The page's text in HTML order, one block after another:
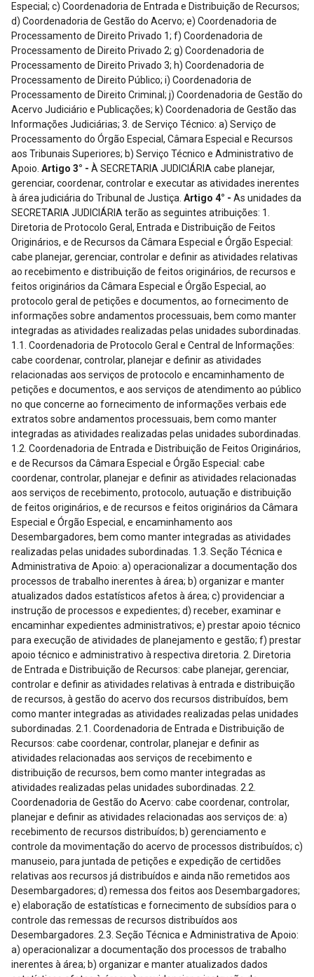
Especial; c) Coordenadoria de Entrada e Distribuição de Recursos;
d) Coordenadoria de Gestão do Acervo; e) Coordenadoria de
Processamento de Direito Privado 1; f) Coordenadoria de
Processamento de Direito Privado 2; g) Coordenadoria de
Processamento de Direito Privado 3; h) Coordenadoria de
Processamento de Direito Público; i) Coordenadoria de
Processamento de Direito Criminal; j) Coordenadoria de Gestão do
Acervo Judiciário e Publicações; k) Coordenadoria de Gestão das
Informações Judiciárias; 3. de Serviço Técnico: a) Serviço de
Processamento do Órgão Especial, Câmara Especial e Recursos
aos Tribunais Superiores; b) Serviço Técnico e Administrativo de
Apoio. Artigo 3° - À SECRETARIA JUDICIÁRIA cabe planejar,
gerenciar, coordenar, controlar e executar as atividades inerentes
à área judiciária do Tribunal de Justiça. Artigo 4° - As unidades da SECRETARIA JUDICIÁRIA terão as seguintes atribuições: 1. Diretoria de Protocolo Geral, Entrada e Distribuição de Feitos Originários, e de Recursos da Câmara Especial e Órgão Especial: cabe planejar, gerenciar, controlar e definir as atividades relativas ao recebimento e distribuição de feitos originários, de recursos e feitos originários da Câmara Especial e Órgão Especial, ao protocolo geral de petições e documentos, ao fornecimento de informações sobre andamentos processuais, bem como manter integradas as atividades realizadas pelas unidades subordinadas. 1.1. Coordenadoria de Protocolo Geral e Central de Informações: cabe coordenar, controlar, planejar e definir as atividades relacionadas aos serviços de protocolo e encaminhamento de petições e documentos, e aos serviços de atendimento ao público no que concerne ao fornecimento de informações verbais ede extratos sobre andamentos processuais, bem como manter integradas as atividades realizadas pelas unidades subordinadas. 1.2. Coordenadoria de Entrada e Distribuição de Feitos Originários, e de Recursos da Câmara Especial e Órgão Especial: cabe coordenar, controlar, planejar e definir as atividades relacionadas aos serviços de recebimento, protocolo, autuação e distribuição de feitos originários, e de recursos e feitos originários da Câmara Especial e Órgão Especial, e encaminhamento aos Desembargadores, bem como manter integradas as atividades realizadas pelas unidades subordinadas. 1.3. Seção Técnica e Administrativa de Apoio: a) operacionalizar a documentação dos processos de trabalho inerentes à área; b) organizar e manter atualizados dados estatísticos afetos à área; c) providenciar a instrução de processos e expedientes; d) receber, examinar e encaminhar expedientes administrativos; e) prestar apoio técnico para execução de atividades de planejamento e gestão; f) prestar apoio técnico e administrativo à respectiva diretoria. 2. Diretoria de Entrada e Distribuição de Recursos: cabe planejar, gerenciar, controlar e definir as atividades relativas à entrada e distribuição de recursos, à gestão do acervo dos recursos distribuídos, bem como manter integradas as atividades realizadas pelas unidades subordinadas. 2.1. Coordenadoria de Entrada e Distribuição de Recursos: cabe coordenar, controlar, planejar e definir as atividades relacionadas aos serviços de recebimento e distribuição de recursos, bem como manter integradas as atividades realizadas pelas unidades subordinadas. 2.2. Coordenadoria de Gestão do Acervo: cabe coordenar, controlar, planejar e definir as atividades relacionadas aos serviços de: a) recebimento de recursos distribuídos; b) gerenciamento e controle da movimentação do acervo de processos distribuídos; c) manuseio, para juntada de petições e expedição de certidões relativas aos recursos já distribuídos e ainda não remetidos aos Desembargadores; d) remessa dos feitos aos Desembargadores; e) elaboração de estatísticas e fornecimento de subsídios para o controle das remessas de recursos distribuídos aos Desembargadores. 2.3. Seção Técnica e Administrativa de Apoio: a) operacionalizar a documentação dos processos de trabalho inerentes à área; b) organizar e manter atualizados dados estatísticos afetos à área; c) providenciar a instrução de processos e expedientes; d) receber, examinar e encaminhar expedientes administrativos; e) prestar apoio técnico para execução de atividades de planejamento e gestão; f) prestar apoio técnico e administrativo à respectiva diretoria. 3. Diretoria de Processamento de Direito Privado: cabe planejar, gerenciar, controlar e definir as atividades afetas às Coordenadorias de Processamento de Direito Privado 1, de Processamento de Direito Privado 2 e de Processamento de Direito Privado 3, manter integradas as atividades realizadas pelas unidades subordinadas, bem como gerir as substituições de escreventes alocados nos Gabinetes de Trabalho dos Desembargadores, nos afastamentos legais. 3.1. Coordenadoria de Processamento de Direito Privado 1: cabe coordenar, controlar, planejar e definir as atividades desenvolvidas nos Serviços de Processamento dos recursos e dos feitos originários de competência da 1ª a 10ª Câmaras de Direito Privado e Câmara de Falências, e respectivo processamento de recursos para os Tribunais Superiores, bem como manter integradas as atividades realizadas pelas unidades subordinadas. 3.2. Coordenadoria de Processamento de Direito Privado 2: cabe coordenar, controlar, planejar e definir as atividades desenvolvidas nos Serviços de Processamento dos recursos e dos feitos originários de competência da 11ª a 24ª Câmaras de Direito Privado, e respectivo processamento de recursos para os Tribunais Superiores, bem como manter integradas as atividades realizadas pelas unidades subordinadas. 3.3. Coordenadoria de Processamento de Direito Privado 3: cabe coordenar, controlar, planejar e definir as atividades desenvolvidas nos Serviços de Processamento dos recursos e dos feitos originários de competência da 25ª a 36ª Câmaras de Direito Privado, e respectivo processamento de recursos para os Tribunais Superiores, bem como manter integradas as atividades realizadas pelas unidades subordinadas. 3.4. Seção Técnica e Administrativa de Apoio: a) operacionalizar a documentação dos processos de trabalho inerentes à área; b) organizar e manter atualizados dados estatísticos afetos à área; c) providenciar a instrução de processos e expedientes; d) receber, examinar e encaminhar expedientes administrativos; e) prestar apoio técnico para execução de atividades de planejamento e gestão; f) prestar apoio técnico e administrativo à respectiva diretoria. 4. Diretoria de Processamento de Direito Público, Criminal, Órgão Especial e Câmara Especial: planejar, gerenciar, controlar e definir as atividades relativas às Coordenadorias de Processamento dosrecursos e dos feitos originários de Direito Público, de Direito Criminal, e ao Serviço de Processamento do Órgão Especial, Câmara Especial e Recursos aos Tribunais Superiores, manter integradas as atividades realizadas pelas unidades subordinadas, bem como gerir as substituições de escreventes alocados nos Gabinetes de Trabalho dos Desembargadores, nos afastamentos legais. 4.1. Coordenadoria de Processamento de Direito Público: cabe coordenar, controlar, planejar e definir as atividades desenvolvidas nos Serviços de Processamento dos recursos e dos feitos originários de competência da 1ª a 17ª Câmaras de Direito Público, e respectivo processamento de recursos para os Tribunais Superiores, bem como manter integradas as atividades realizadas pelas unidades subordinadas. 4.2. Coordenadoria de Processamento de Direito Criminal: cabe coordenar, controlar, planejar e definir as atividades desenvolvidas nos Serviços de Processamento dos recursos e dos feitos originários de competência da 1ª a 14ª Câmaras deDireito Criminal, e respectivo processamento de recursos para os Tribunais Superiores, bem como manter integradas as atividades realizadas pelas Unidades subordinadas. 4.3. Serviço de Processamento do Órgão Especial, Câmara Especial e Recursos aos Tribunais Superiores: cabe controlar, planejar, definir e executar as atividades referentes ao processamento e apoio para julgamento dos feitos originários e dos recursos de competência do Órgão Especial e Câmara Especial, e respectivo processamento de recursos para os Tribunais Superiores, bem como manter integradas as atividades realizadas pelas unidades subordinadas. 4.4. Seção Técnica e Administrativa de Apoio: a) operacionalizar a documentação dos processos de trabalho inerentes à área; b) organizar e manter atualizados dados estatísticos afetos à área; c) providenciar a instrução de processos e expedientes; d) receber, examinar e encaminhar expedientes administrativos; e) prestar apoio técnico para execução de atividades de planejamento e gestão; f) prestar apoio técnico e administrativo à respectiva diretoria. 5. Diretoria de Gestão do Conhecimento Judiciário: a) definir as diretrizes e coordenar as ações voltadas para obtenção, preservação, compartilhamento e disseminação do conhecimento no âmbito do Poder Judiciário; b) coordenar e integrar as atividades quanto a registro, conservação e cadastramento dos bancos de dados; c) apoiar a formação de quadros de servidores e magistrados aptos a realizar pesquisas de informação nas bases de conhecimento; d) desenvolver bases de conhecimento que contribuam para melhoria da prestação jurisdicional; d) acompanhar e controlar programas e propostas que visem a normatização e a racionalização dos processos de trabalho. 5.1. Coordenadoria de Gestão do Acervo Judiciário e Publicações: a) gerenciar os acervos bibliográficos, de jurisprudência, de pesquisa e de legislação do Poder Judiciário do Estado de São Paulo; b) implantar, definir e coordenar os sistemas de aquisição, registro, catalogação, preparo, indexação, recuperação, conservação, descarte e distribuição dos acervos, com a finalidade de atender aos usuários interno e público em geral; c) avaliar e selecionar as aquisições e doações de obras e periódicos que comporão os acervos; d) coordenar as ações que visem o atendimento ao público em geral, bem como gerenciar os espaços destinados aos Postos de Atendimento nos Gabinetes de Trabalho dos Senhores Desembargadores, onde houver demanda; e) implementar medidas necessárias para divulgação dos acervos e das publicações oficiais do Tribunal na intranet, internet e repositórios oficiais de jurisprudência do Tribunal de Justiça do Estado de São Paulo; f) supervisionar o cumprimento dos contratos e convênios com empresas da área jurídica para publicação de acórdãos e matérias de interesse. 5.2. Coordenadoria de Gestão das Informações Judiciárias: a) estabelecer processos para seleção, classificação e indexação de acórdãos, sentenças relevantes de primeiro grau, pesquisas e legislação. b) coordenar os processos para seleção, classificação e tratamento dos acórdãos, das pesquisas e